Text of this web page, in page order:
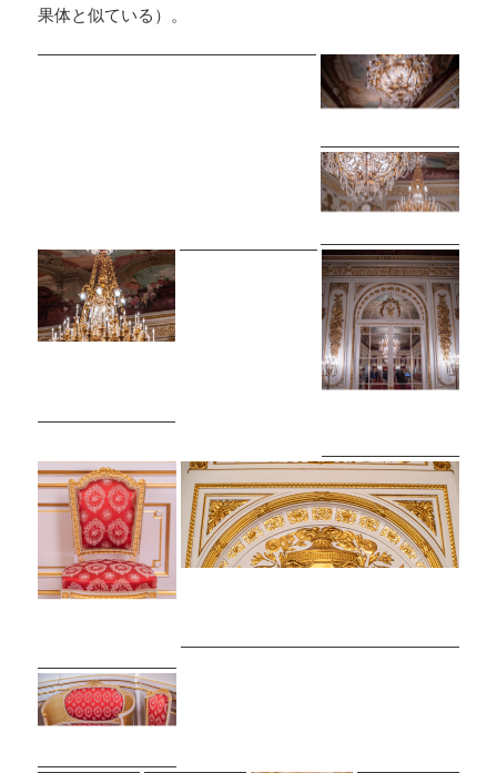
果体と似ている）。